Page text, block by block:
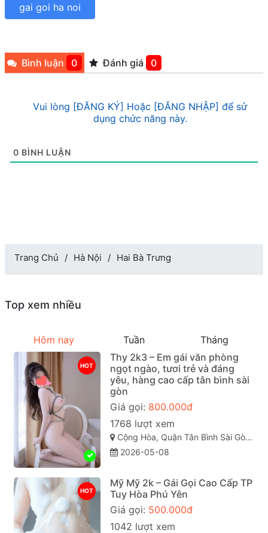
gai goi ha noi
Bình luận 0 Đánh giá 0
Vui lòng [ĐĂNG KÝ] Hoặc [ĐĂNG NHẬP] để sử
dụng chức năng này.
0 BÌNH LUẬN
Trang Chủ Hà Nội Hai Bà Trưng
Top xem nhiều
Hôm nay Tuần Tháng
HOT
Thy 2k3 – Em gái văn phòng
ngọt ngào, tươi trẻ và đáng
yêu, hàng cao cấp tân bình sài
gòn
Giá gọi: 800.000đ
1768 lượt xem
Cộng Hòa, Quận Tân Bình Sài Gòn ( TP. Hồ Chí Minh )
2026-05-08
HOT
Mỹ Mỹ 2k – Gái Gọi Cao Cấp TP
Tuy Hòa Phú Yên
Giá gọi: 500.000đ
1042 lượt xem